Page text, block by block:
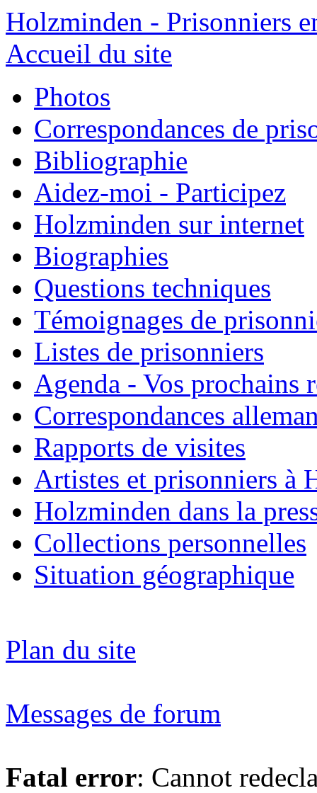
Holzminden - Prisonniers
Accueil du site
Photos
Correspondances de
Bibliographie
Aidez-moi - Participez
Holzminden sur internet
Biographies
Questions techniques
Témoignages de
Listes de prisonniers
Agenda - Vos prochains
Correspondances
Rapports de visites
Artistes et prisonniers à
Holzminden dans la
Collections personnelles
Situation géographique
Plan du site
Messages de forum
Fatal error: Cannot